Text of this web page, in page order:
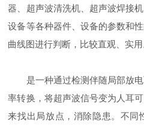
器、超声波清洗机、超声波焊接
设备等各种器件、设备的参数和
曲线图进行判断，比较直观、实用
是一种通过检测伴随局部放电
率转换，将超声波信号变为人耳
来找出局放点，消除隐患。不同